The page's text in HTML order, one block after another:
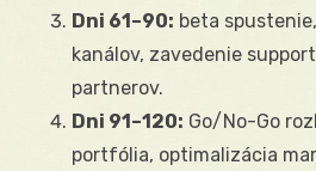
Dni 61–90: beta
kanálov, zavedenie
partnerov.
Dni 91–120: Go/No-Go
portfólia, optimalizácia